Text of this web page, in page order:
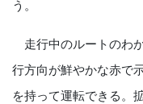
う。
走行中のルートのわ
行方向が鮮やかな赤で
を持って運転できる。